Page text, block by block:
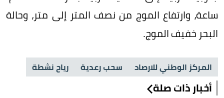
ساعة، وارتفاع الموج من نصف المتر إلى متر، وحالة
البحر خفيف الموج.
المركز الوطني للارصاد سحب رعدية رياح نشطة
أخبار ذات صلة